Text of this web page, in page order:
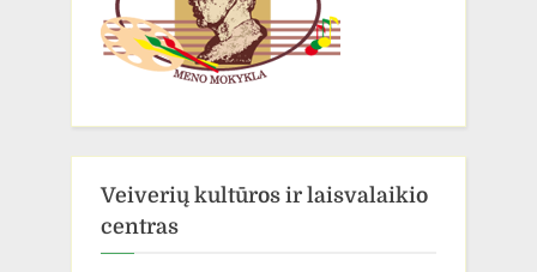
Veiverių kultūros ir laisvalaikio
centras